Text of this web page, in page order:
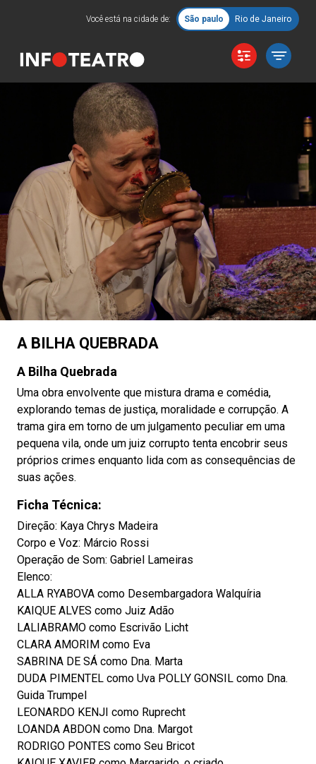
Você está na cidade de: São paulo Rio de Janeiro
A BILHA QUEBRADA
A Bilha Quebrada
Uma obra envolvente que mistura drama e comédia,
explorando temas de justiça, moralidade e corrupção. A
trama gira em torno de um julgamento peculiar em uma
pequena vila, onde um juiz corrupto tenta encobrir seus
próprios crimes enquanto lida com as consequências de
suas ações.
Ficha Técnica:
Direção: Kaya Chrys Madeira
Corpo e Voz: Márcio Rossi
Operação de Som: Gabriel Lameiras
Elenco:
ALLA RYABOVA como Desembargadora Walquíria
KAIQUE ALVES como Juiz Adão
LALIABRAMO como Escrivão Licht
CLARA AMORIM como Eva
SABRINA DE SÁ como Dna. Marta
DUDA PIMENTEL como Uva POLLY GONSIL como Dna.
Guida Trumpel
LEONARDO KENJI como Ruprecht
LOANDA ABDON como Dna. Margot
RODRIGO PONTES como Seu Bricot